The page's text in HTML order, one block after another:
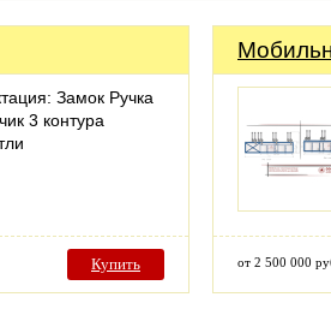
Замок Ручка
3 контура
Купить от 2 500 000